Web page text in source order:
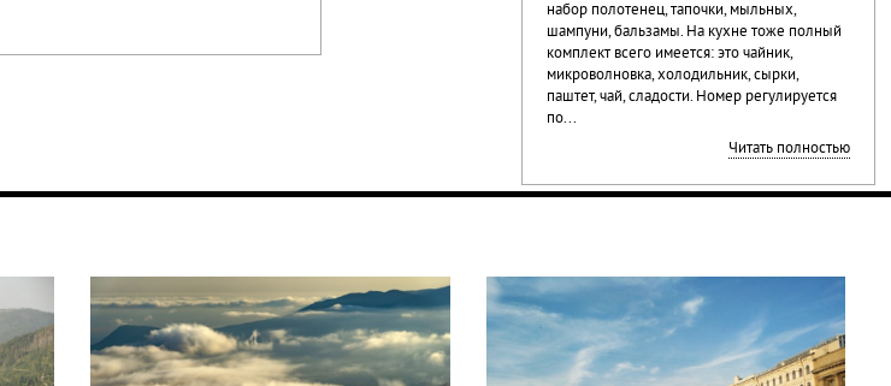
набор полотенец, тапочки, мыльных,
шампуни, бальзамы. На кухне тоже полный
комплект всего имеется: это чайник,
микроволновка, холодильник, сырки,
паштет, чай, сладости. Номер регулируется
по...
Читать полностью